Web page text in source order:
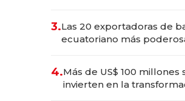
3.Las 20 exportadoras de
ecuatoriano más
4.Más de US$ 100 millones
invierten en la